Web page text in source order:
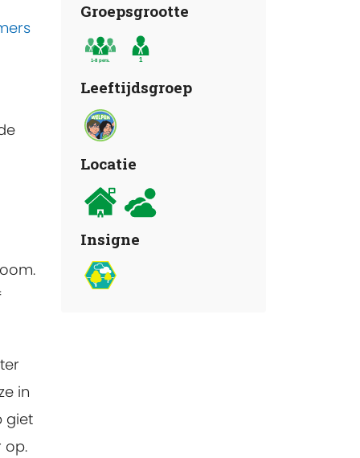
in
giet
op.
Groepsgrootte
Leeftijdsgroep
Locatie
Insigne